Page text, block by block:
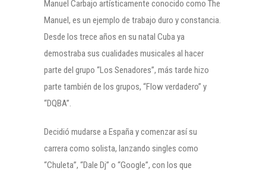
Manuel Carbajo artísticamente conocido como The
Manuel, es un ejemplo de trabajo duro y constancia.
Desde los trece años en su natal Cuba ya
demostraba sus cualidades musicales al hacer
parte del grupo “Los Senadores”, más tarde hizo
parte también de los grupos, “Flow verdadero” y
“DQBA”.
Decidió mudarse a España y comenzar así su
carrera como solista, lanzando singles como
“Chuleta”, “Dale Dj” o “Google”, con los que